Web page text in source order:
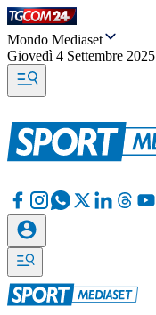
Mondo Mediaset
Giovedì 4 Settembre 2025